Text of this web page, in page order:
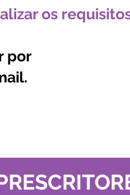
os
por